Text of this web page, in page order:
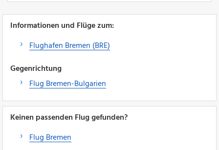
Informationen und Flüge zum:
Flughafen Bremen (BRE)
Gegenrichtung
Flug Bremen-Bulgarien
Keinen passenden Flug gefunden?
Flug Bremen